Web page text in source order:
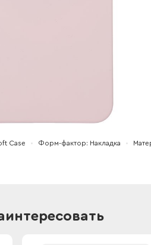
Case Форм-фактор Накладка